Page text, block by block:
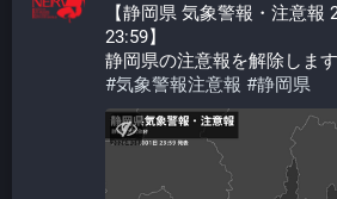
【静岡県 気象警報・注意報
23:59】
静岡県の注意報を解除します
#気象警報注意報 #静岡県